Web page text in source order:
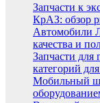
Запчасти к
КрАЗ: обзор
Автомобили
качества и
Запчасти для
категорий
Мобильный